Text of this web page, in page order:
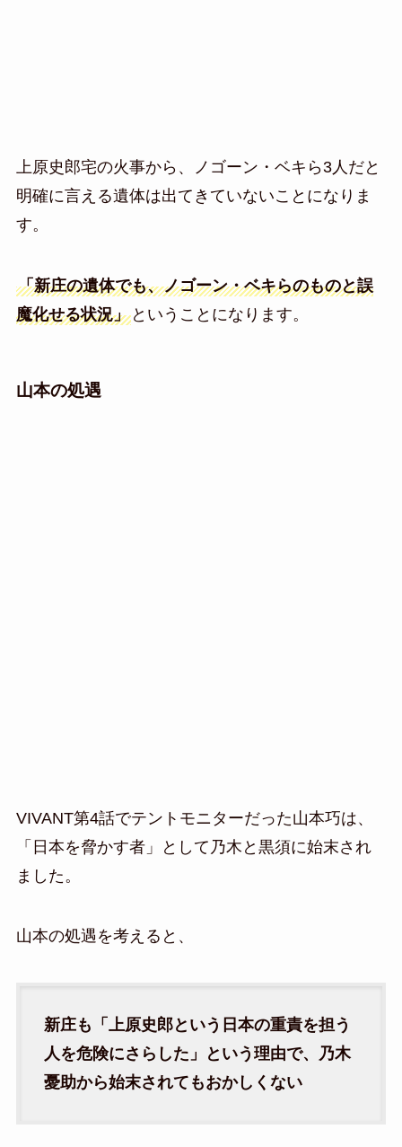
上原史郎宅の火事から、ノゴーン・ベキら3人だと
明確に言える遺体は出てきていないことになりま
す。
「新庄の遺体でも、ノゴーン・ベキらのものと誤
魔化せる状況」ということになります。
山本の処遇
VIVANT第4話でテントモニターだった山本巧は、
「日本を脅かす者」として乃木と黒須に始末され
ました。
山本の処遇を考えると、
新庄も「上原史郎という日本の重責を担う
人を危険にさらした」という理由で、乃木
憂助から始末されてもおかしくない